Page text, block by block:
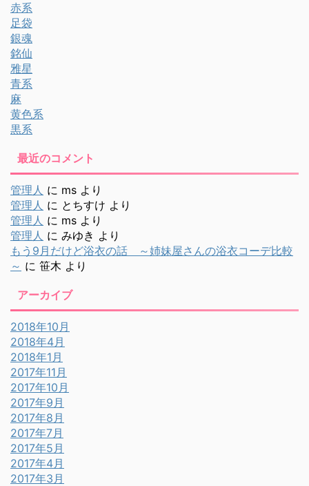
赤系
足袋
銀魂
銘仙
雅星
青系
麻
黄色系
黒系
最近のコメント
管理人 に ms より
管理人 に とちすけ より
管理人 に ms より
管理人 に みゆき より
もう9月だけど浴衣の話 ～姉妹屋さんの浴衣コーデ比較
～ に 笹木 より
アーカイブ
2018年10月
2018年4月
2018年1月
2017年11月
2017年10月
2017年9月
2017年8月
2017年7月
2017年5月
2017年4月
2017年3月